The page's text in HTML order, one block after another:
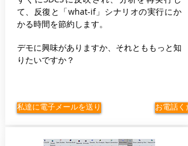
て、反復と「what-if」シナリオの実行にか
かる時間を節約します。
デモに興味がありますか、それとももっと知
りたいですか？
私達に電子メールを送り お電話く